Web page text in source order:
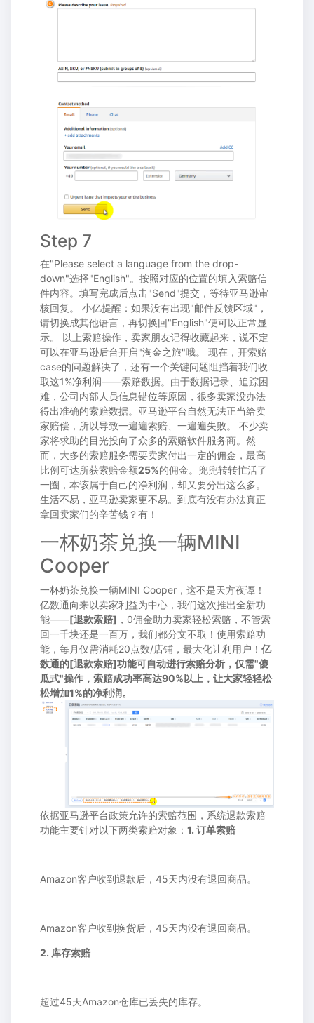
Step 7
在"Please select a language from the drop-
down"选择"English"。按照对应的位置的填入索赔信
件内容。填写完成后点击"Send"提交，等待亚马逊审
核回复。 小亿提醒：如果没有出现"邮件反馈区域"，
请切换成其他语言，再切换回"English"便可以正常显
示。 以上索赔操作，卖家朋友记得收藏起来，说不定
可以在亚马逊后台开启"淘金之旅"哦。 现在，开索赔
case的问题解决了，还有一个关键问题阻挡着我们收
取这1%净利润——索赔数据。由于数据记录、追踪困
难，公司内部人员信息错位等原因，很多卖家没办法
得出准确的索赔数据。亚马逊平台自然无法正当给卖
家赔偿，所以导致一遍遍索赔、一遍遍失败。 不少卖
家将求助的目光投向了众多的索赔软件服务商。然
而，大多的索赔服务需要卖家付出一定的佣金，最高
比例可达所获索赔金额25%的佣金。兜兜转转忙活了
一圈，本该属于自己的净利润，却又要分出这么多。
生活不易，亚马逊卖家更不易。到底有没有办法真正
拿回卖家们的辛苦钱？有！
一杯奶茶兑换一辆MINI
Cooper
一杯奶茶兑换一辆MINI Cooper，这不是天方夜谭！
亿数通向来以卖家利益为中心，我们这次推出全新功
能——[退款索赔] ，0佣金助力卖家轻松索赔，不管索
回一千块还是一百万，我们都分文不取！使用索赔功
能，每月仅需消耗20点数/店铺，最大化让利用户！ 亿
数通的[退款索赔]功能可自动进行索赔分析，仅需"傻
瓜式"操作，索赔成功率高达90%以上，让大家轻轻松
松增加1%的净利润。
依据亚马逊平台政策允许的索赔范围，系统退款索赔
功能主要针对以下两类索赔对象： 1. 订单索赔
Amazon客户收到退款后，45天内没有退回商品。
Amazon客户收到换货后，45天内没有退回商品。
2. 库存索赔
超过45天Amazon仓库已丢失的库存。